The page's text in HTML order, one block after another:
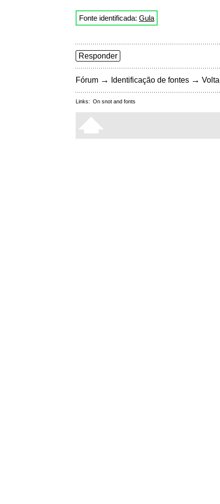
Fonte identificada: Gula
Responder
Fórum → Identificação de fontes →
Links: On snot and fonts